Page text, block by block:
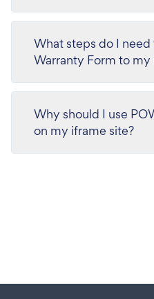
What steps do I
Warranty Form to my
Why should I use
on my iframe site?